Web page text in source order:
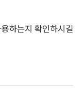
하는지 확인하시길